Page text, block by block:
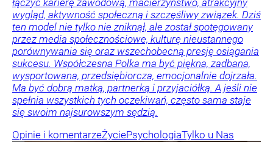
łączyć karierę zawodową, macierzyństwo, atrakcyjny
wygląd, aktywność społeczną i szczęśliwy związek. Dziś
ten model nie tylko nie zniknął, ale został spotęgowany
przez media społecznościowe, kulturę nieustannego
porównywania się oraz wszechobecną presję osiągania
sukcesu. Współczesna Polka ma być piękna, zadbana,
wysportowana, przedsiębiorcza, emocjonalnie dojrzała.
Ma być dobrą matką, partnerką i przyjaciółką. A jeśli nie
spełnia wszystkich tych oczekiwań, często sama staje
się swoim najsurowszym sędzią.
Opinie i komentarzeŻyciePsychologiaTylko u Nas